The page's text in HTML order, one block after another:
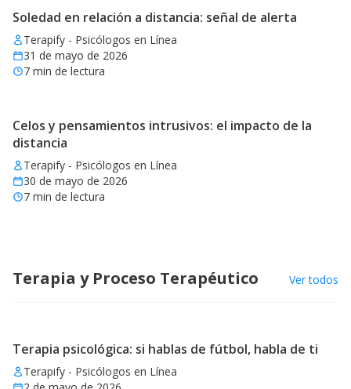
Soledad en relación a distancia: señal de alerta
Terapify - Psicólogos en Línea
31 de mayo de 2026
7 min de lectura
Celos y pensamientos intrusivos: el impacto de la
distancia
Terapify - Psicólogos en Línea
30 de mayo de 2026
7 min de lectura
Terapia y Proceso Terapéutico Ver todos
Terapia psicológica: si hablas de fútbol, habla de ti
Terapify - Psicólogos en Línea